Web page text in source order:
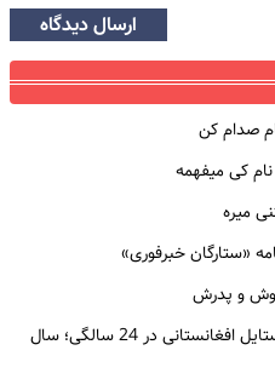
ارسال دیدگاه
صدام کن
کی میفهمه
میره
«ستارگان خبرفوری»
و پدرش
سفر به گذشته؛ گوگوش با تیپ و استایل افغانستانی در 24 سالگی؛ سال